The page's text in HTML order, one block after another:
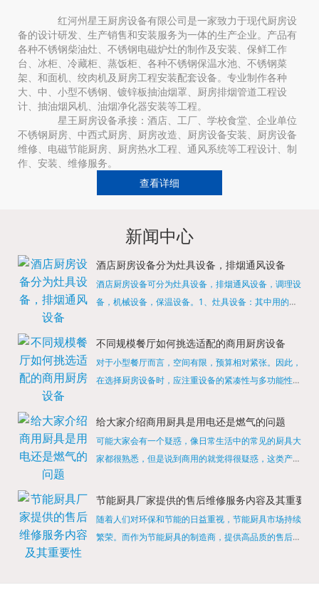
红河州星王厨房设备有限公司是一家致力于现代厨房设
备的设计研发、生产销售和安装服务为一体的生产企业。产品有
各种不锈钢柴油灶、不锈钢电磁炉灶的制作及安装、保鲜工作
台、冰柜、冷藏柜、蒸饭柜、各种不锈钢保温水池、不锈钢菜
架、和面机、绞肉机及厨房工程安装配套设备。专业制作各种
大、中、小型不锈钢、镀锌板抽油烟罩、厨房排烟管道工程设
计、抽油烟风机、油烟净化器安装等工程。
星王厨房设备承接：酒店、工厂、学校食堂、企业单位
不锈钢厨房、中西式厨房、厨房改造、厨房设备安装、厨房设备
维修、电磁节能厨房、厨房热水工程、通风系统等工程设计、制
作、安装、维修服务。
查看详细
新闻中心
酒店厨房设备分为灶具设备，排烟通风设备
酒店厨房设备可分为灶具设备，排烟通风设备，调理设
备，机械设备，保温设备。1、灶具设备：其中用的较
缺少的，经过相关检测证明的合格设备才能进行使用，
不同规模餐厅如何挑选适配的商用厨房设备
对于小型餐厅而言，空间有限，预算相对紧张。因此，
在选择厨房设备时，应注重设备的紧凑性与多功能性。
烹饪设备，既能节省空间，又能满足多样化的烹饪需
给大家介绍商用厨具是用电还是燃气的问题
可能大家会有一个疑惑，像日常生活中的常见的厨具大
家都很熟悉，但是说到商用的就觉得很疑惑，这类产品
店用的就是商用的吗?还真别说，真被大家猜对了，这
节能厨具厂家提供的售后维修服务内容及其重要性
随着人们对环保和节能的日益重视，节能厨具市场持续
繁荣。而作为节能厨具的制造商，提供高品质的售后维